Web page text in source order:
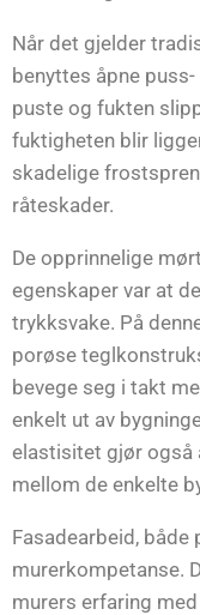
Når det gjelder
benyttes åpne
puste og fukten
fuktigheten blir
skadelige
råteskader.
De opprinnelige
egenskaper var at
trykksvake. På
porøse
bevege seg i takt
enkelt ut av
elastisitet gjør også
mellom de enkelte
Fasadearbeid,
murerkompetanse.
murers erfaring